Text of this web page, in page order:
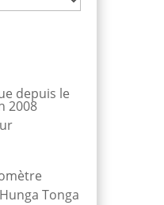
depuis le
2008
Tonga